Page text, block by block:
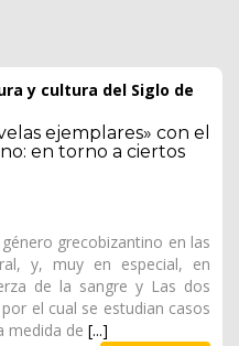
y cultura del Siglo de
ejemplares» con el
en torno a ciertos
grecobizantino en las
y, muy en especial, en
de la sangre y Las dos
el cual se estudian casos
medida de [...]